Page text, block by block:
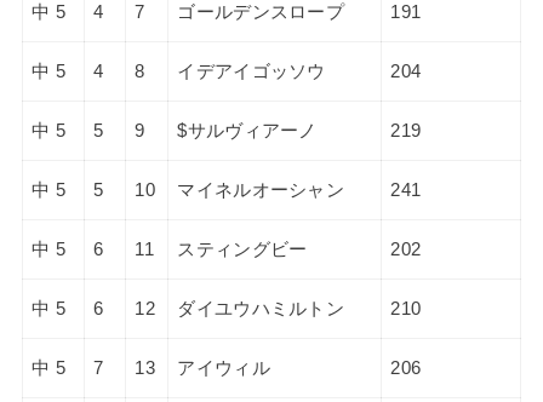
中 5 4 7 ゴールデンスロープ 191
中 5 4 8 イデアイゴッソウ 204
中 5 5 9 $サルヴィアーノ 219
中 5 5 10 マイネルオーシャン 241
中 5 6 11 スティングビー 202
中 5 6 12 ダイユウハミルトン 210
中 5 7 13 アイウィル 206